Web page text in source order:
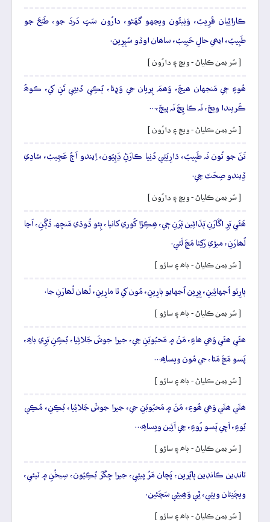
ڪارائِيان قَرِيبُ، وَنِيئُون ويجهو گهَڻو، دارُون سَڀَ دَردَ جو، طَبَعَ جو
طَبِيبُ، ايھي حالِ حَبِيبُ، ساھان اوڏو سُپِرِين.
[ سُر يمن ڪلياڻ - ويڄ ۽ دارُون ]
ھُوءِ جٖي مَنجهان ھيجَ، وَھمَ پِريان جي وَڍِئا، ٻُڪِي ڏيئِي تَنِ کي، ڪوھُ
ڪَريندا ويڄَ، نَہ ڪا پِڇَ نَہ پيڄَ،…
[ سُر يمن ڪلياڻ - ويڄ ۽ دارُون ]
تَنَ جو تُون نَہ طَبِيبُ، ڌارِيَئِي دُنِيا ڪارَڻِ ڍَٻِيُون، اِيندو اَڄُ عَجِيبُ، شادِي
ڏِيندو صِحَتَ جِي.
[ سُر يمن ڪلياڻ - ويڄ ۽ دارُون ]
ھَئَي ٻَرِ اڱارَنِ ٻَڏائِين ٻَرَنِ جٖي، ھِڪِڙا کُوري کانيا، ٻِئو ڌُوڌي مَنجِهہ ڌَڳَنِ، اَڃا
لُھارَنِ، ميڙي رَکِئا مَچَ لَئي.
[ سُر يمن ڪلياڻ - باھ ۽ ساڙو ]
ٻارِئو اُجهائِينِ، پِرِين اُجهايو ٻارِينِ، مُون کي ٿا مارِينِ، لُھان لُھارَنِ جا.
[ سُر يمن ڪلياڻ - باھ ۽ ساڙو ]
ھئَي ھئَي وَھي ھاءِ، مَنَ ۾ مَحبُوبَنِ جِي، جيرا جوشَ جَلائِيا، بُڪِنِ ٻَرِي باھِ،
پَسو مَچَ مَٿا، جي مُون ويساھِ…
[ سُر يمن ڪلياڻ - باھ ۽ ساڙو ]
ھئَي ھئَي وَھي ھُوءِ، مَنَ ۾ مَحبُوبَنِ جي، جيرا جوشَ جَلائِيا، بُڪِنِ، مُڪِي
بُوءِ، اَچِي پَسو رُوءِ، جِي اَئِين ويساھِ…
[ سُر يمن ڪلياڻ - باھ ۽ ساڙو ]
ٽانڊين ڪانڊين ٻاٻُرين، پَچان مَرُ پيئِي، جيرا جِگرَ بُڪِيُون، سِيخُنِ ۾ ٽيئي،
ويڄَنِئان ويئِي، ٿِي وَھِيڻِي سَڄَڻين.
[ سُر يمن ڪلياڻ - باھ ۽ ساڙو ]